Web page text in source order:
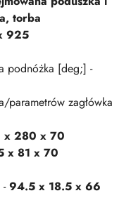
torba
925
podnóżka [deg;] -
parametrów zagłówka
x 280 x 70
x 81 x 70
-94.5 x 18.5 x 66